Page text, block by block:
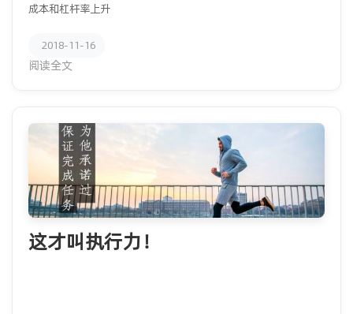
成本和杠杆率上升
2018-11-16
阅读全文
这才叫执行力！